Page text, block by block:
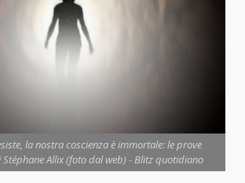
la nostra coscienza è immortale: le prove
Stéphane Allix (foto dal web) - Blitz quotidiano